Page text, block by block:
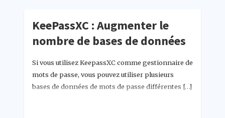
KeePassXC : Augmenter le
nombre de bases de données
Si vous utilisez KeepassXC comme gestionnaire de
mots de passe, vous pouvez utiliser plusieurs
bases de données de mots de passe différentes […]